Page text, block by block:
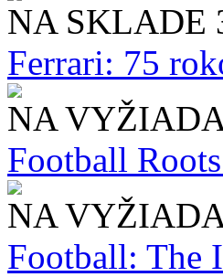
NA SKLADE
Ferrari: 75
NA
Football
NA
Football: The